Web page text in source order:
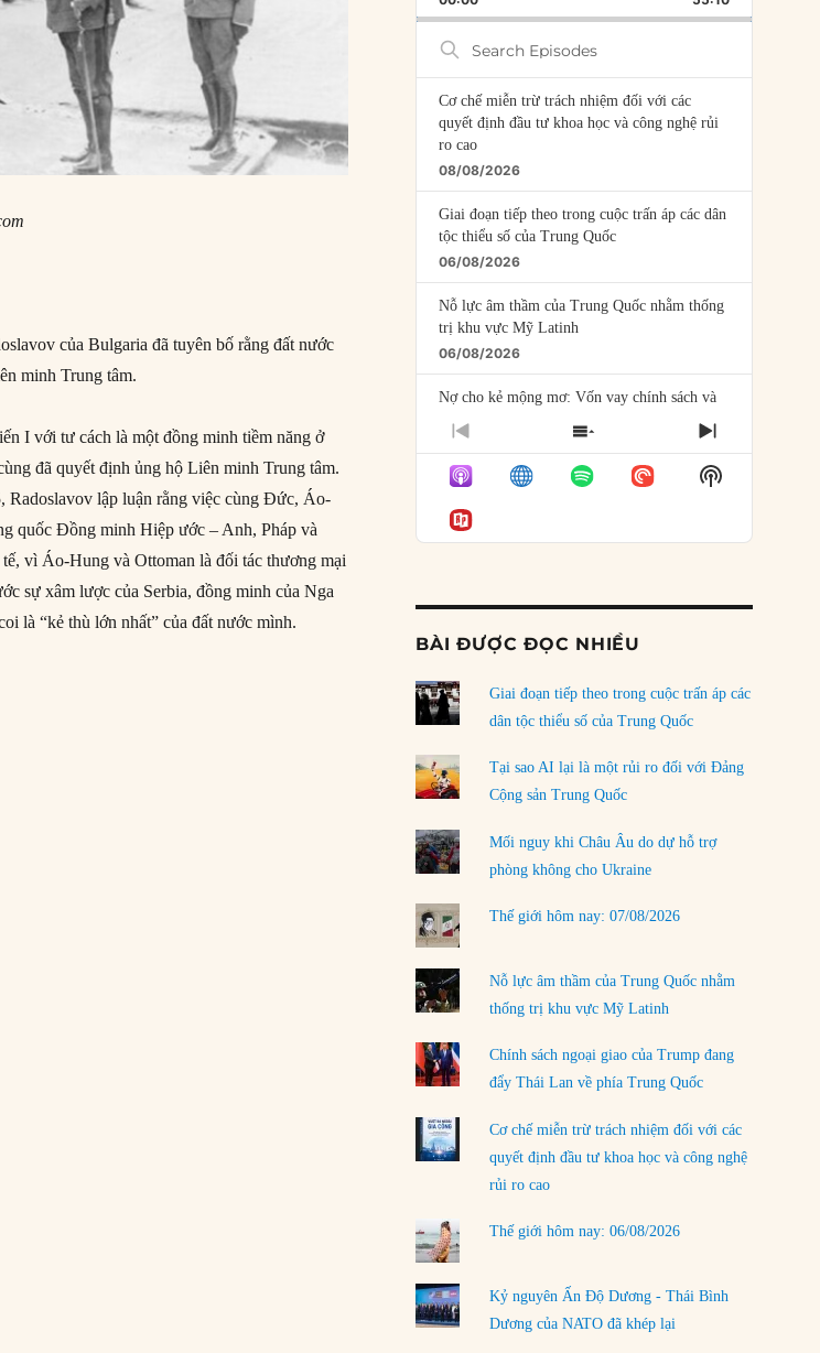
của Bulgaria đã tuyên bố rằng đất nước
minh Trung tâm.
I với tư cách là một đồng minh tiềm năng ở
đã quyết định ủng hộ Liên minh Trung tâm.
Radoslavov lập luận rằng việc cùng Đức, Áo-
quốc Đồng minh Hiệp ước – Anh, Pháp và
vì Áo-Hung và Ottoman là đối tác thương mại
sự xâm lược của Serbia, đồng minh của Nga
là “kẻ thù lớn nhất” của đất nước mình.
tham gia Thế chiến I”
Search
Episodes
Cơ chế miễn trừ trách nhiệm đối với các
quyết định đầu tư khoa học và công nghệ rủi
ro cao
08/08/2026
Giai đoạn tiếp theo trong cuộc trấn áp các dân
tộc thiểu số của Trung Quốc
06/08/2026
Nỗ lực âm thầm của Trung Quốc nhằm thống
trị khu vực Mỹ Latinh
06/08/2026
Nợ cho kẻ mộng mơ: Vốn vay chính sách và
giới hạn của việc cho startup vay vốn
Mỹ Latinh đang trở thành “phòng thí nghiệm”
của phe cánh hữu mới
04/08/2026
Ngoại trưởng Nhật Bản?
Dương
03/08/2026
Đặt cược vào thất bại: Các quỹ đầu tư mạo
hiểm quốc gia và khía cạnh chính trị của vốn
02/08/2026
Làm thế nào để kết thúc Chiến tranh Iran?
01/08/2026
Chiến lược kế tiếp của Bắc Kinh ở Biển Đông
31/07/2026
LOAD MORE
PREVIOUS
EPISODE
SHOW
EPISODES
LIST
NEXT
EPISODE
Show
Podcast
BÀI ĐƯỢC ĐỌC NHIỀU
Giai đoạn tiếp theo trong cuộc trấn áp các
dân tộc thiểu số của Trung Quốc
Tại sao AI lại là một rủi ro đối với Đảng
Cộng sản Trung Quốc
Mối nguy khi Châu Âu do dự hỗ trợ
phòng không cho Ukraine
Thế giới hôm nay: 07/08/2026
Nỗ lực âm thầm của Trung Quốc nhằm
thống trị khu vực Mỹ Latinh
Chính sách ngoại giao của Trump đang
đẩy Thái Lan về phía Trung Quốc
Cơ chế miễn trừ trách nhiệm đối với các
quyết định đầu tư khoa học và công nghệ
rủi ro cao
Thế giới hôm nay: 06/08/2026
Kỷ nguyên Ấn Độ Dương - Thái Bình
Dương của NATO đã khép lại